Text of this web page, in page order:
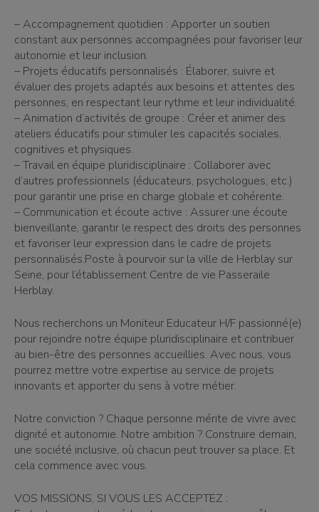
– Accompagnement quotidien : Apporter un soutien
constant aux personnes accompagnées pour favoriser leur
autonomie et leur inclusion.
– Projets éducatifs personnalisés : Élaborer, suivre et
évaluer des projets adaptés aux besoins et attentes des
personnes, en respectant leur rythme et leur individualité.
– Animation d’activités de groupe : Créer et animer des
ateliers éducatifs pour stimuler les capacités sociales,
cognitives et physiques.
– Travail en équipe pluridisciplinaire : Collaborer avec
d’autres professionnels (éducateurs, psychologues, etc.)
pour garantir une prise en charge globale et cohérente.
– Communication et écoute active : Assurer une écoute
bienveillante, garantir le respect des droits des personnes
et favoriser leur expression dans le cadre de projets
personnalisés.Poste à pourvoir sur la ville de Herblay sur
Seine, pour l’établissement Centre de vie Passeraile
Herblay.
Nous recherchons un Moniteur Educateur H/F passionné(e)
pour rejoindre notre équipe pluridisciplinaire et contribuer
au bien-être des personnes accueillies. Avec nous, vous
pourrez mettre votre expertise au service de projets
innovants et apporter du sens à votre métier.
Notre conviction ? Chaque personne mérite de vivre avec
dignité et autonomie. Notre ambition ? Construire demain,
une société inclusive, où chacun peut trouver sa place. Et
cela commence avec vous.
VOS MISSIONS, SI VOUS LES ACCEPTEZ :